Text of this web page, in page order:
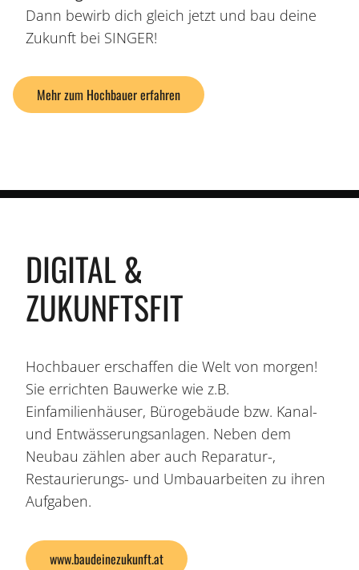
Dann bewirb dich gleich jetzt und bau deine
Zukunft bei SINGER!
Mehr zum Hochbauer erfahren
DIGITAL &
ZUKUNFTSFIT
Hochbauer erschaffen die Welt von morgen!
Sie errichten Bauwerke wie z.B.
Einfamilienhäuser, Bürogebäude bzw. Kanal-
und Entwässerungsanlagen. Neben dem
Neubau zählen aber auch Reparatur-,
Restaurierungs- und Umbauarbeiten zu ihren
Aufgaben.
www.baudeinezukunft.at